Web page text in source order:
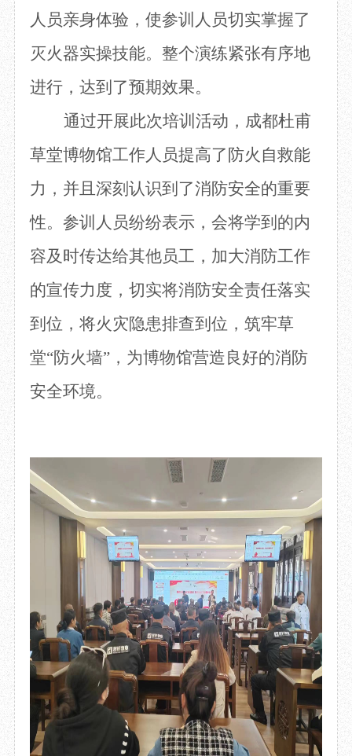
人员亲身体验， 使参训人员切实掌握了
灭火器实操技能。整个演练紧张有序地
进行，达到了预期效果。
通过开展此次培训活动， 成都杜甫
草堂博物馆工作人员提高了防火自救能
力，并且 深刻认识到 了消防安全的重要
性。 参训人员纷纷表示，会将学到的内
容及时传达给其他员工 ，加大消防工作
的宣传力度，切实将消防安全责任落实
到位，将火灾隐患排查到位，筑牢草
堂“防火墙”，为博物馆营造良好的消防
安全环境。